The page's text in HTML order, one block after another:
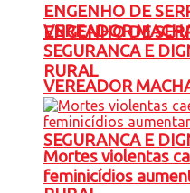
ENGENHO DE
VEREADOR
SEGURANCA E
ENGENHO DE
VEREADOR
SEGURANCA E
RURAL
Mortes violentas
feminicídios